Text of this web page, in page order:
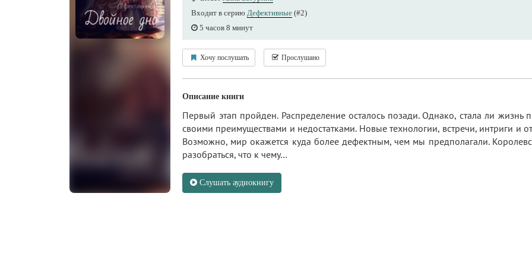
Входит в серию Дефективные (#2)
5 часов 8 минут
Хочу послушать Прослушано
Описание книги
Первый этап пройден. Распределение осталось позади. Однако, стала ли
своими преимуществами и недостатками. Новые технологии, встречи, интриги и
Возможно, мир окажется куда более дефектным, чем мы предполагали.
разобраться, что к чему…
Слушать аудиокнигу